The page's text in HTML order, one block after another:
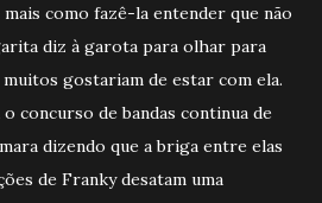
como fazê-la entender que não
diz à garota para olhar para
gostariam de estar com ela.
concurso de bandas continua de
dizendo que a briga entre elas
de Franky desatam uma